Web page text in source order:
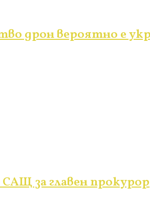
дрон вероятно е
за главен прокурор